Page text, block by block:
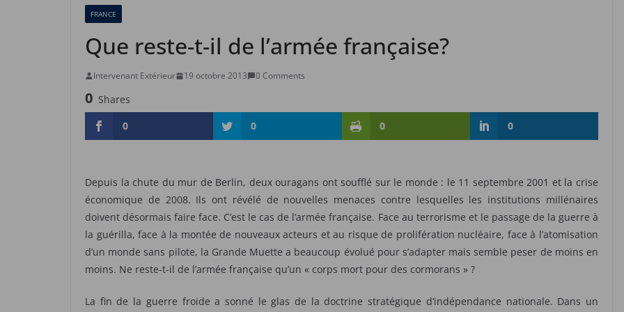
FRANCE
Que reste-t-il de l’armée française?
Intervenant Extérieur 19 octobre 2013 0 Comments
0 Shares
0
0 0 0
Depuis la chute du mur de Berlin, deux ouragans ont soufflé sur le monde : le 11 septembre 2001 et la crise
économique de 2008. Ils ont révélé de nouvelles menaces contre lesquelles les institutions millénaires
doivent désormais faire face. C’est le cas de l’armée française. Face au terrorisme et le passage de la guerre à
la guérilla, face à la montée de nouveaux acteurs et au risque de prolifération nucléaire, face à l’atomisation
d’un monde sans pilote, la Grande Muette a beaucoup évolué pour s’adapter mais semble peser de moins en
moins. Ne reste-t-il de l’armée française qu’un « corps mort pour des cormorans » ?
La fin de la guerre froide a sonné le glas de la doctrine stratégique d’indépendance nationale. Dans un